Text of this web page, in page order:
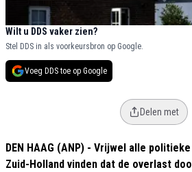
Wilt u DDS vaker zien?
Stel DDS in als voorkeursbron op Google.
Voeg DDS toe op Google
Delen met
DEN HAAG (ANP) - Vrijwel alle
Zuid-Holland vinden dat de overlast